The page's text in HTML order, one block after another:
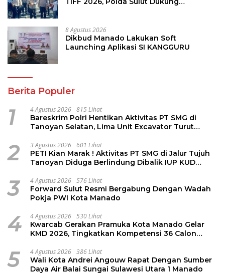
8 Agustus 2026
Dikbud Manado Lakukan Soft
Launching Aplikasi SI KANGGURU
Berita Populer
1 4 Agustus 2026 815 Lihat
Bareskrim Polri Hentikan Aktivitas PT SMG di
Tanoyan Selatan, Lima Unit Excavator Turut
2 3 Agustus 2026 601 Lihat
PETI Kian Marak ! Aktivitas PT SMG di Jalur Tujuh
Tanoyan Diduga Berlindung Dibalik IUP KUD
3 4 Agustus 2026 576 Lihat
Forward Sulut Resmi Bergabung Dengan Wadah
Pokja PWI Kota Manado
4 4 Agustus 2026 530 Lihat
Kwarcab Gerakan Pramuka Kota Manado Gelar
KMD 2026, Tingkatkan Kompetensi 36 Calon
5 4 Agustus 2026 386 Lihat
Wali Kota Andrei Angouw Rapat Dengan Sumber
Daya Air Balai Sungai Sulawesi Utara 1 Manado